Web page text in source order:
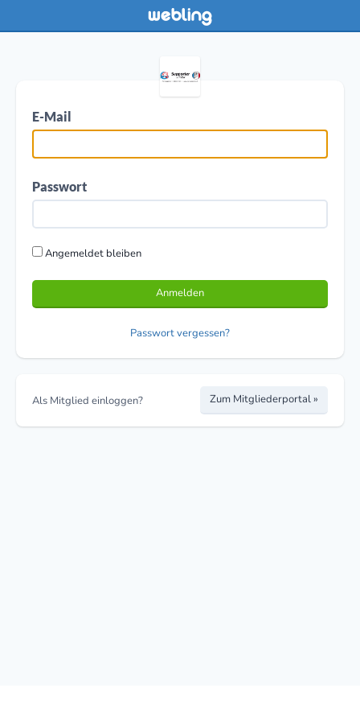
E-Mail
Passwort
Angemeldet bleiben
Anmelden
Passwort vergessen?
Als Mitglied einloggen? Zum Mitgliederportal »